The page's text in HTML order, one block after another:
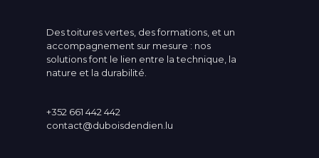
Des toitures vertes, des formations, et un
accompagnement sur mesure : nos
solutions font le lien entre la technique, la
nature et la durabilité.
+352 661 442 442
contact@duboisdendien.lu